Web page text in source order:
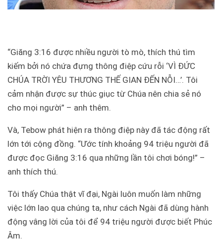
“Giăng 3:16 được nhiều người tò mò, thích thú tìm
kiếm bởi nó chứa đựng thông điệp cứu rỗi ‘VÌ ĐỨC
CHÚA TRỜI YÊU THƯƠNG THẾ GIAN ĐẾN NỖI…’. Tôi
cảm nhận được sự thúc giục từ Chúa nên chia sẻ nó
cho mọi người” – anh thêm.
Và, Tebow phát hiện ra thông điệp này đã tác động rất
lớn tới cộng đồng. “Ước tính khoảng 94 triệu người đã
được đọc Giăng 3:16 qua những lần tôi chơi bóng!” –
anh thích thú.
Tôi thấy Chúa thật vĩ đại, Ngài luôn muốn làm những
việc lớn lao qua chúng ta, như cách Ngài đã dùng hành
động vâng lời của tôi để 94 triệu người được biết Phúc
Âm.